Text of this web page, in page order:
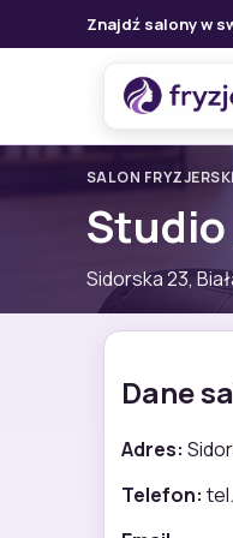
Znajdź salony w
SALON FRYZJERSKI
Studio
Sidorska 23,
Dane
Adres:
Telefon: